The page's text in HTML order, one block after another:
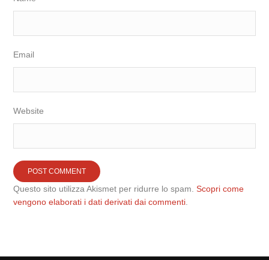
Email
Website
Questo sito utilizza Akismet per ridurre lo spam.Scopri come
vengono elaborati i dati derivati dai commenti